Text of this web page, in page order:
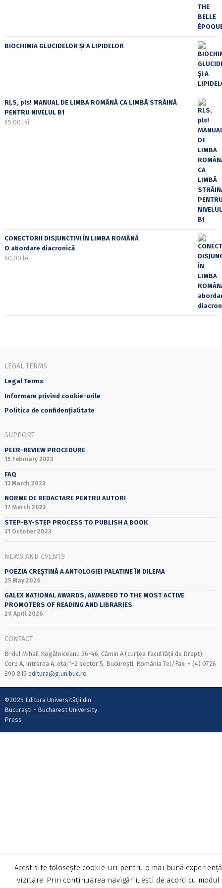
BIOCHIMIA GLUCIDELOR ȘI A LIPIDELOR
RLS, pls! MANUAL DE LIMBA ROMÂNĂ CA LIMBĂ STRĂINĂ
PENTRU NIVELUL B1
65,00 lei
CONECTORII DISJUNCTIVI ÎN LIMBA ROMÂNĂ
O abordare diacronică
60,00 lei
LEGAL TERMS
Legal Terms
Informare privind cookie-urile
Politica de confidențialitate
SUPPORT
PEER-REVIEW PROCEDURE
15 February 2023
FAQ
13 March 2023
NORME DE REDACTARE PENTRU AUTORI
17 March 2023
STEP-BY-STEP PROCESS TO PUBLISH A BOOK
31 October 2023
NEWS AND EVENTS
POEZIA CREȘTINĂ A ANTOLOGIEI PALATINE ÎN DILEMA
25 May 2026
GALEX NATIONAL AWARDS, AWARDED TO THE MOST ACTIVE
PROMOTERS OF READING AND LIBRARIES
29 April 2026
CONTACT
B-dul Mihail Kogălniceanu 36-46, Cămin A (curtea Facultății de Drept),
Corp A, Intrarea A, etaj 1-2 sector 5, București, România Tel/Fax: + (4) 0726
390 815 editura@g.unibuc.ro
©2025 Editura Universității din
București - Bucharest University
Press
Acest site folosește cookie-uri pentru o mai bună
vizitare. Prin continuarea navigării, ești de acord cu modul